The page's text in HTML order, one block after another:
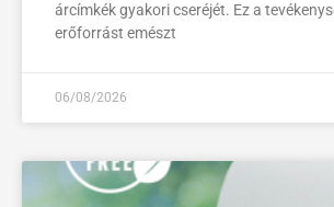
árcímkék gyakori cseréjét. Ez a
erőforrást emészt
06/08/2026